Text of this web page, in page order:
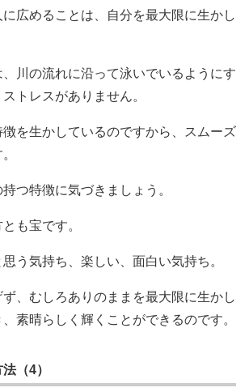
広めることは、自分を最大限に生かし
川の流れに沿って泳いでいるようにす
トレスがありません。
を生かしているのですから、スムーズ
つ特徴に気づきましょう。
も宝です。
う気持ち、楽しい、面白い気持ち。
、むしろありのままを最大限に生かし
素晴らしく輝くことができるのです。
（4）